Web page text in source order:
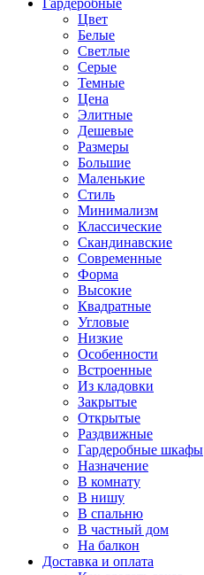
Гардеробные
Цвет
Белые
Светлые
Серые
Темные
Цена
Элитные
Дешевые
Размеры
Большие
Маленькие
Стиль
Минимализм
Классические
Скандинавские
Современные
Форма
Высокие
Квадратные
Угловые
Низкие
Особенности
Встроенные
Из кладовки
Закрытые
Открытые
Раздвижные
Гардеробные шкафы
Назначение
В комнату
В нишу
В спальню
В частный дом
На балкон
Доставка и оплата